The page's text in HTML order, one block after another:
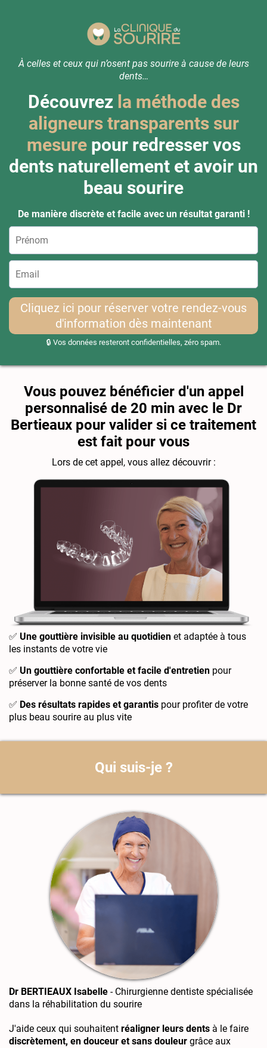
À celles et ceux qui n’osent pas sourire à cause de leurs
dents…
Découvrez la méthode des
aligneurs transparents sur
mesurepour redresser vos
dents naturellement et avoir un
beau sourire
De manière discrète et facile avec un résultat garanti !
Cliquez ici pour réserver votre rendez-vous
d'information dès maintenant
🔒 Vos données resteront confidentielles, zéro spam.
Vous pouvez bénéficier d'un appel
personnalisé de 20 min avec le Dr
Bertieaux pour valider si ce traitement
est fait pour vous
Lors de cet appel, vous allez découvrir :
✅ Une gouttière invisible au quotidien et adaptée à tous
les instants de votre vie
✅ Un gouttière confortable et facile d'entretien pour
préserver la bonne santé de vos dents
✅ Des résultats rapides et garantis pour profiter de votre
plus beau sourire au plus vite
Qui suis-je ?
Dr BERTIEAUX Isabelle - Chirurgienne dentiste spécialisée
dans la réhabilitation du sourire
J'aide ceux qui souhaitent réaligner leurs dents à le faire
discrètement, en douceur et sans douleur grâce aux